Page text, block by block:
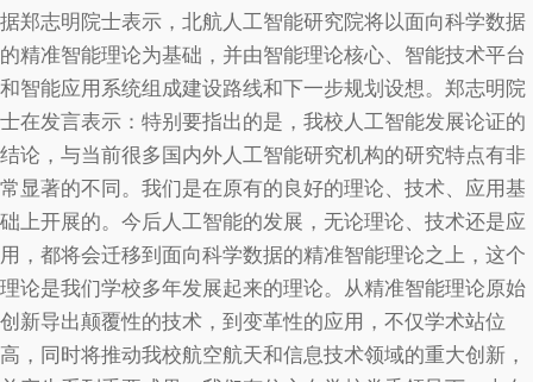
据郑志明院士表示，北航人工智能研究院将以面向科学数据
的精准智能理论为基础，并由智能理论核心、智能技术平台
和智能应用系统组成建设路线和下一步规划设想。郑志明院
士在发言表示：特别要指出的是，我校人工智能发展论证的
结论，与当前很多国内外人工智能研究机构的研究特点有非
常显著的不同。我们是在原有的良好的理论、技术、应用基
础上开展的。今后人工智能的发展，无论理论、技术还是应
用，都将会迁移到面向科学数据的精准智能理论之上，这个
理论是我们学校多年发展起来的理论。从精准智能理论原始
创新导出颠覆性的技术，到变革性的应用，不仅学术站位
高，同时将推动我校航空航天和信息技术领域的重大创新，